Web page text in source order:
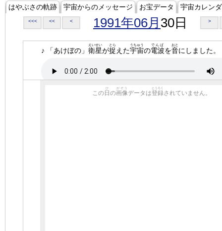
はやぶさの軌跡 宇宙からのメッセージ お宝データ 宇宙カレン
<<< << < 1991年06月 30日 >
♪ 「あけぼの」 衛星
えいせい
が捉
とら
えた宇宙
うちゅう
の電波
でんぱ
を音
おと
にしました。
この 日
ひ
の画像
がぞう
データは登録
とうろく
されていません。